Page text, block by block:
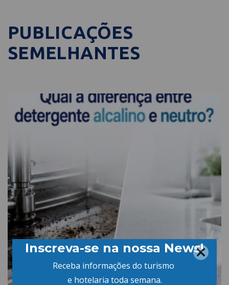
PUBLICAÇÕES
SEMELHANTES